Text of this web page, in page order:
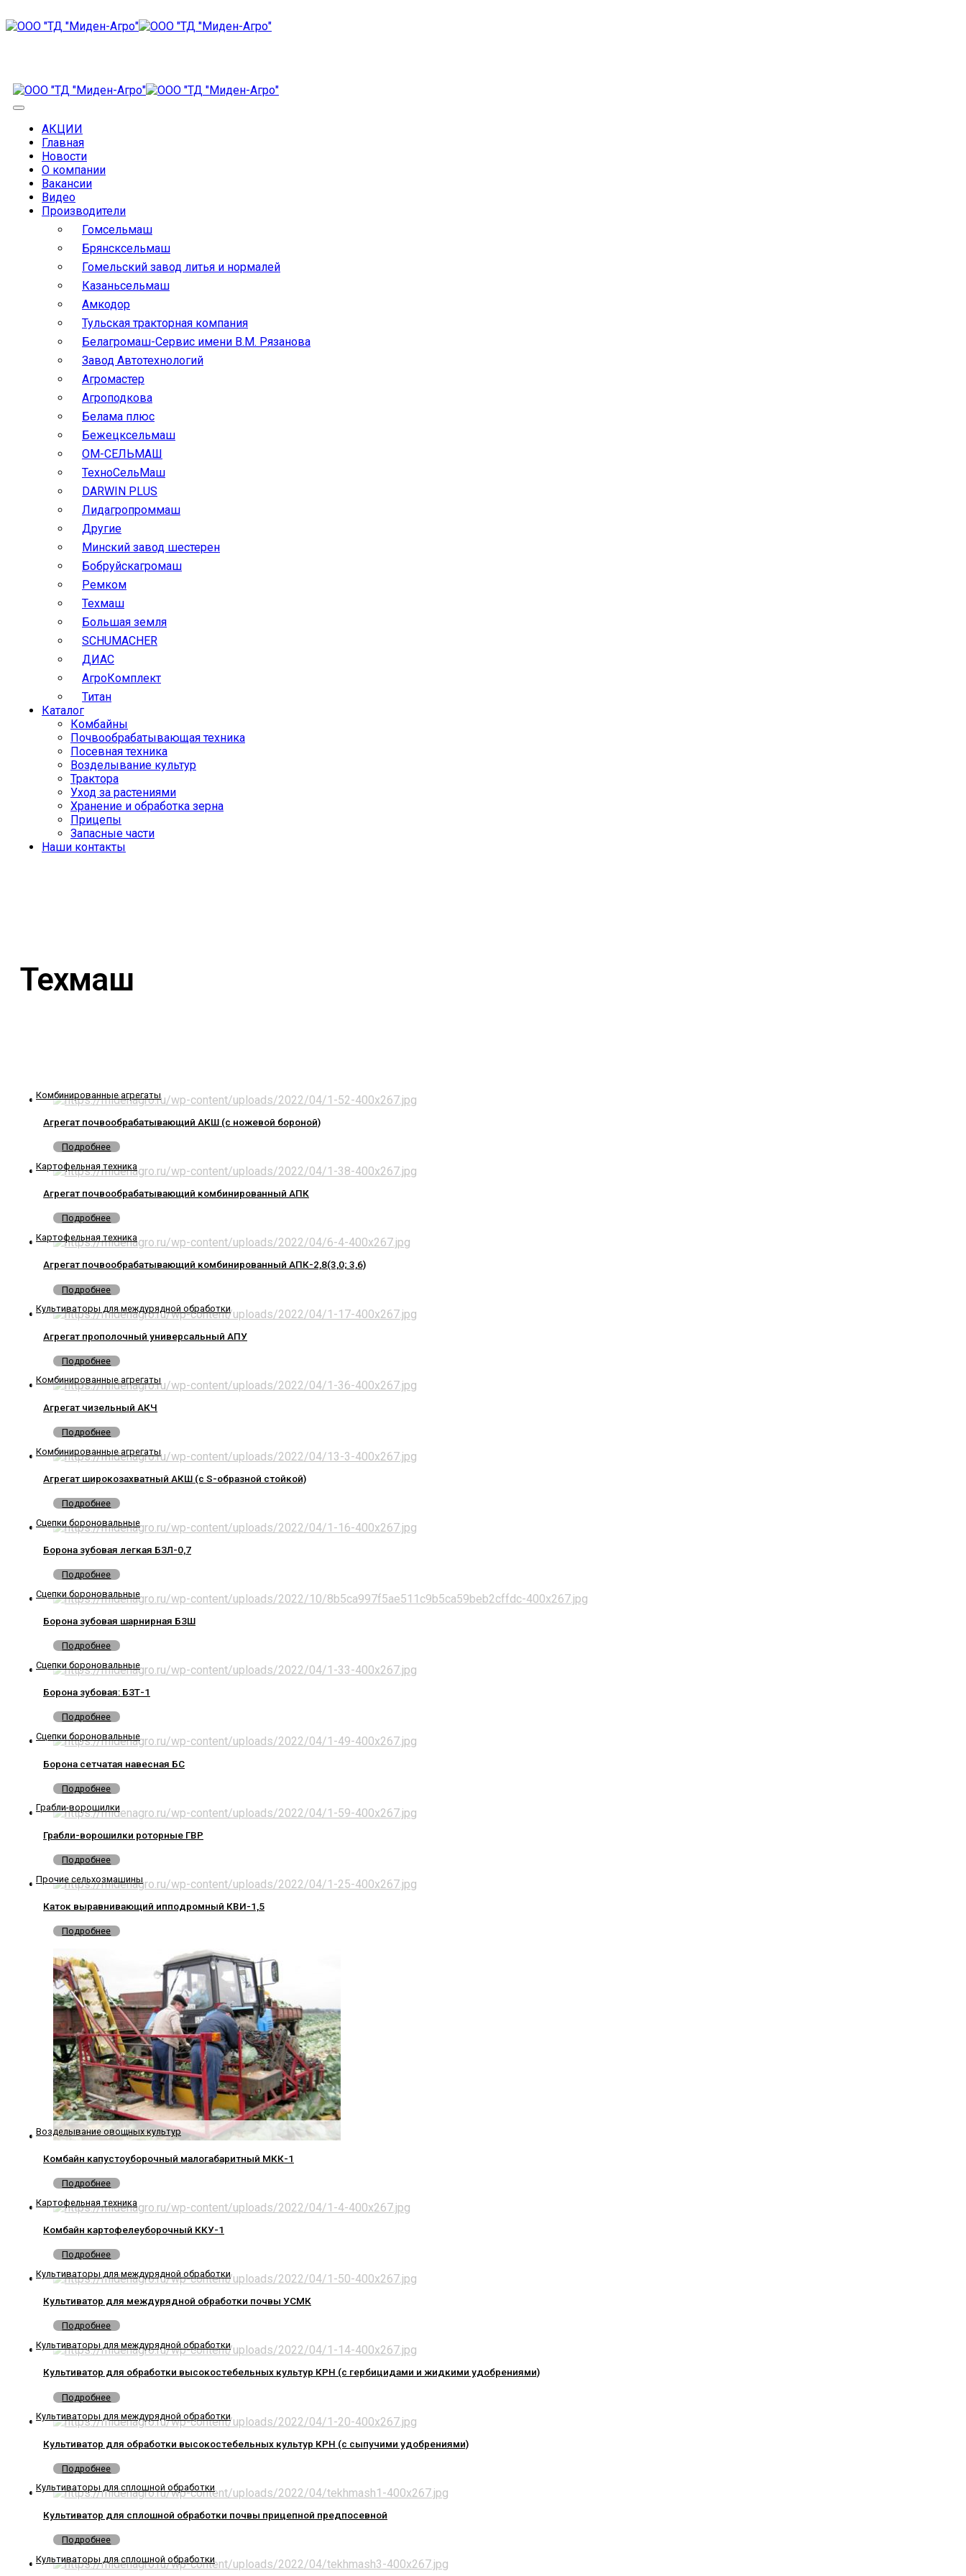
АКЦИИ
Главная
Новости
О компании
Вакансии
Видео
Производители
Гомсельмаш
Брянсксельмаш
Гомельский завод литья и нормалей
Казаньсельмаш
Амкодор
Тульская тракторная компания
Белагромаш-Сервис имени В.М. Рязанова
Завод Автотехнологий
Агромастер
Агроподкова
Белама плюс
Бежецксельмаш
ОМ-СЕЛЬМАШ
ТехноСельМаш
DARWIN PLUS
Лидагропроммаш
Другие
Минский завод шестерен
Бобруйскагромаш
Ремком
Техмаш
Большая земля
SCHUMACHER
ДИАС
АгроКомплект
Титан
Каталог
Комбайны
Почвообрабатывающая техника
Посевная техника
Возделывание культур
Трактора
Уход за растениями
Хранение и обработка зерна
Прицепы
Запасные части
Наши контакты
Техмаш
Комбинированные агрегаты
Агрегат почвообрабатывающий АКШ (с ножевой бороной)
Подробнее
Картофельная техника
Агрегат почвообрабатывающий комбинированный АПК
Подробнее
Картофельная техника
Агрегат почвообрабатывающий комбинированный АПК-2,8(3,0; 3,6)
Подробнее
Культиваторы для междурядной обработки
Агрегат прополочный универсальный АПУ
Подробнее
Комбинированные агрегаты
Агрегат чизельный АКЧ
Подробнее
Комбинированные агрегаты
Агрегат широкозахватный АКШ (с S-образной стойкой)
Подробнее
Сцепки бороновальные
Борона зубовая легкая БЗЛ-0,7
Подробнее
Сцепки бороновальные
Борона зубовая шарнирная БЗШ
Подробнее
Сцепки бороновальные
Борона зубовая: БЗТ-1
Подробнее
Сцепки бороновальные
Борона сетчатая навесная БС
Подробнее
Грабли-ворошилки
Грабли-ворошилки роторные ГВР
Подробнее
Прочие сельхозмашины
Каток выравнивающий ипподромный КВИ-1,5
Подробнее
Возделывание овощных культур
Комбайн капустоуборочный малогабаритный МКК-1
Подробнее
Картофельная техника
Комбайн картофелеуборочный ККУ-1
Подробнее
Культиваторы для междурядной обработки
Культиватор для междурядной обработки почвы УСМК
Подробнее
Культиваторы для междурядной обработки
Культиватор для обработки высокостебельных культур КРН (с гербицидами и жидкими удобрениями)
Подробнее
Культиваторы для междурядной обработки
Культиватор для обработки высокостебельных культур КРН (с сыпучими удобрениями)
Подробнее
Культиваторы для сплошной обработки
Культиватор для сплошной обработки почвы прицепной предпосевной
Подробнее
Культиваторы для сплошной обработки